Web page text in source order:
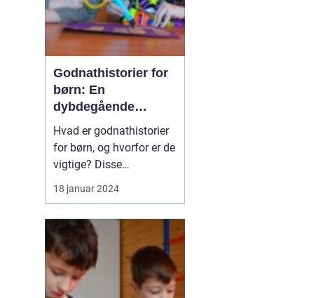
Godnathistorier for
børn: En
dybdegående
analyse af deres
betydning og
udvikling
Hvad er godnathistorier
for børn, og hvorfor er de
vigtige? Disse
spørgsmål har optaget
forældre og pædagoger i
vil vi udforske emnet i
dybden og fremhæve
deres historiske
udvikling. Vi vil også
18 januar 2024